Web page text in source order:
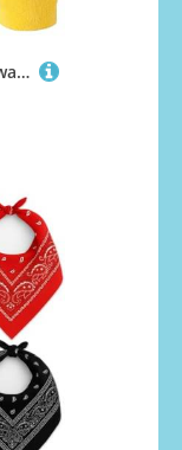
Wrestler-Zubehör-Set für Erwachsene, 1980er-Jahre, rotes Bandana, blonde Perücke, blondes Haar, gelbe Armbänder und gelbe Sonnenbrille, Kostümzubehör-Set für Erwachsene